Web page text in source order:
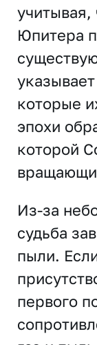
Юпитера
которые
эпохи
которой
Из-за
судьба
пыли.
первого